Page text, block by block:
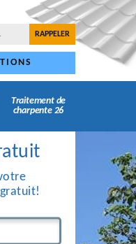
Traitement de
charpente 26